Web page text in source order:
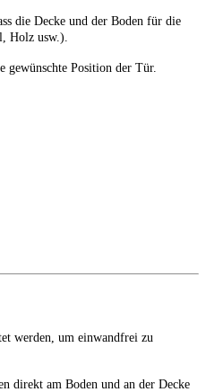
die Decke und der Boden für die
Holz usw.).
gewünschte Position der Tür.
werden, um einwandfrei zu
direkt am Boden und an der Decke